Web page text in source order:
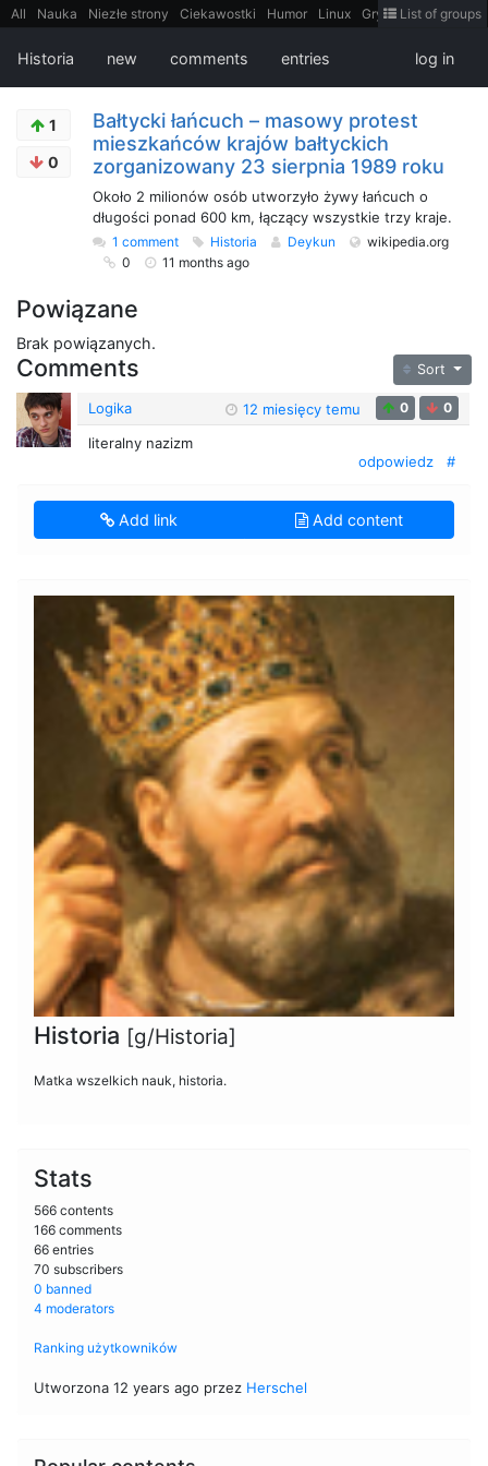
All Nauka Niezłe strony Ciekawostki Humor Linux Gry
Teh
Bezpieczeństwo
Książki Sugestie FotoHistoria
Truelolcontent
FilmyDokumentalne
gify
Cytaty Mapy Film Android itt Tradycyjne gry
List of groups
Historia new comments entries log in
1
0
Bałtycki łańcuch – masowy protest
mieszkańców krajów bałtyckich
zorganizowany 23 sierpnia 1989 roku
Około 2 milionów osób utworzyło żywy łańcuch o
długości ponad 600 km, łączący wszystkie trzy kraje.
1 comment Historia Deykun
wikipedia.org
0
11 months ago
Powiązane
Brak powiązanych.
Comments Sort
Logika 12 miesięcy temu 0 0
literalny nazizm
odpowiedz
#
Add link Add content
Historia [g/Historia]
Matka wszelkich nauk, historia.
Stats
566 contents
166 comments
66 entries
70 subscribers
0 banned
4 moderators
Ranking użytkowników
Utworzona 12 years ago przez Herschel